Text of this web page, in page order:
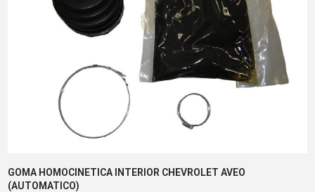
GOMA HOMOCINETICA INTERIOR CHEVROLET AVEO
(AUTOMATICO)